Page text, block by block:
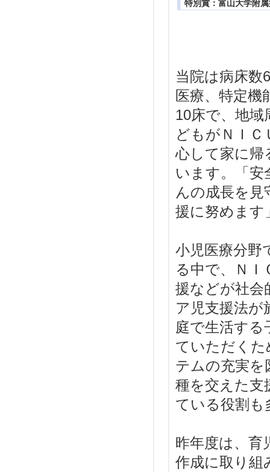
特別賞：富山大学附
当院は病床数
医療、特定機
10床で、地
どもがＮＩＣ
心して家に帰
います。「安
んの成長を
援に努めます
小児医療分野
る中で、ＮＩ
援などが社会
ア児支援法が
庭で生活する
ていただくた
テムの充実を
種を交えた支
ている役割
昨年度は、育
作成に取り組